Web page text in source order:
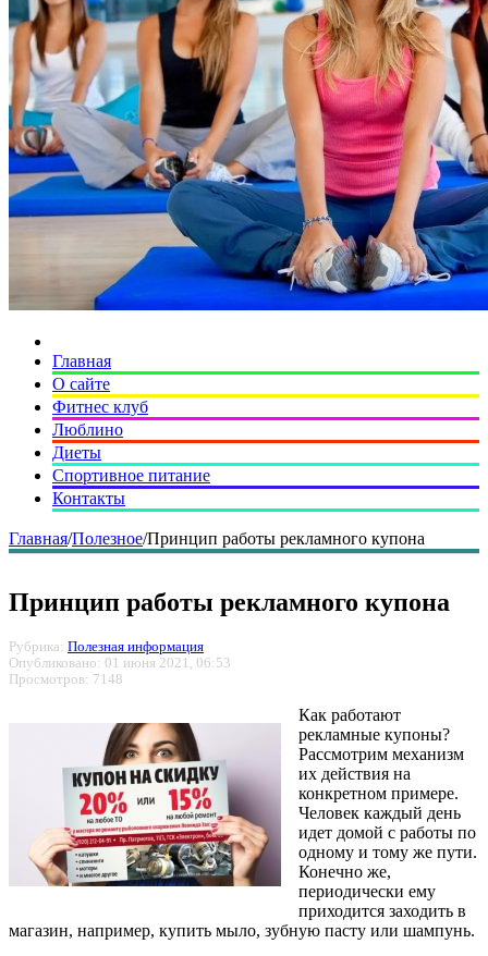
Главная
О сайте
Фитнес клуб
Люблино
Диеты
Спортивное питание
Контакты
Главная/Полезное/Принцип работы рекламного купона
Принцип работы рекламного купона
Рубрика: Полезная информация
Опубликовано: 01 июня 2021, 06:53
Просмотров: 7148
Как работают
рекламные купоны?
Рассмотрим механизм
их действия на
конкретном примере.
Человек каждый день
идет домой с работы по
одному и тому же пути.
Конечно же,
периодически ему
приходится заходить в
магазин, например, купить мыло, зубную пасту или шампунь.